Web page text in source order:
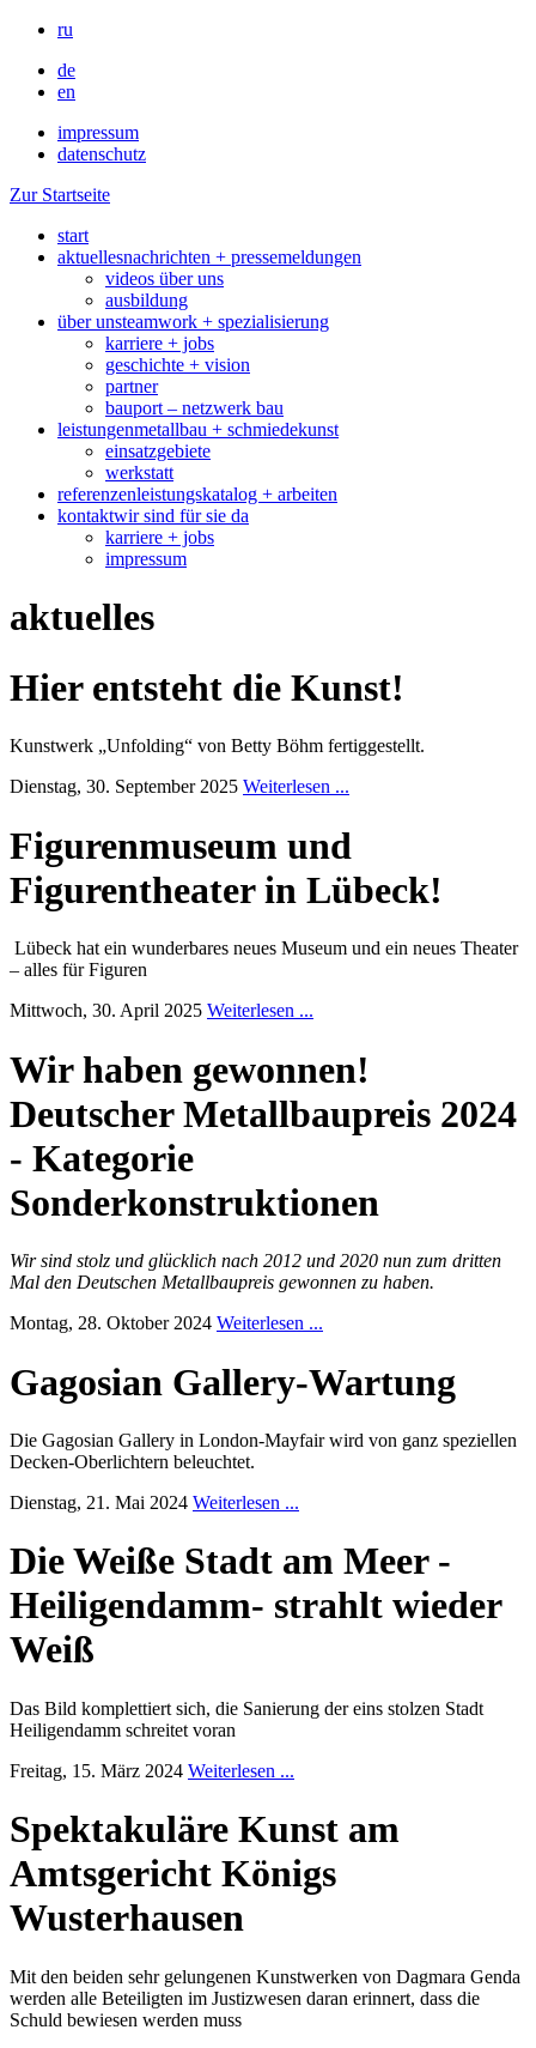
ru
de
en
impressum
datenschutz
Zur Startseite
start
aktuellesnachrichten + pressemeldungen
videos über uns
ausbildung
über unsteamwork + spezialisierung
karriere + jobs
geschichte + vision
partner
bauport – netzwerk bau
leistungenmetallbau + schmiedekunst
einsatzgebiete
werkstatt
referenzenleistungskatalog + arbeiten
kontaktwir sind für sie da
karriere + jobs
impressum
aktuelles
Hier entsteht die Kunst!
Kunstwerk „Unfolding“ von Betty Böhm fertiggestellt.
Dienstag, 30. September 2025 Weiterlesen ...
Figurenmuseum und
Figurentheater in Lübeck!
Lübeck hat ein wunderbares neues Museum und ein neues Theater
– alles für Figuren
Mittwoch, 30. April 2025 Weiterlesen ...
Wir haben gewonnen!
Deutscher Metallbaupreis 2024
- Kategorie
Sonderkonstruktionen
Wir sind stolz und glücklich nach 2012 und 2020 nun zum dritten
Mal den Deutschen Metallbaupreis gewonnen zu haben.
Montag, 28. Oktober 2024 Weiterlesen ...
Gagosian Gallery-Wartung
Die Gagosian Gallery in London-Mayfair wird von ganz speziellen
Decken-Oberlichtern beleuchtet.
Dienstag, 21. Mai 2024 Weiterlesen ...
Die Weiße Stadt am Meer -
Heiligendamm- strahlt wieder
Weiß
Das Bild komplettiert sich, die Sanierung der eins stolzen Stadt
Heiligendamm schreitet voran
Freitag, 15. März 2024 Weiterlesen ...
Spektakuläre Kunst am
Amtsgericht Königs
Wusterhausen
Mit den beiden sehr gelungenen Kunstwerken von Dagmara Genda
werden alle Beteiligten im Justizwesen daran erinnert, dass die
Schuld bewiesen werden muss